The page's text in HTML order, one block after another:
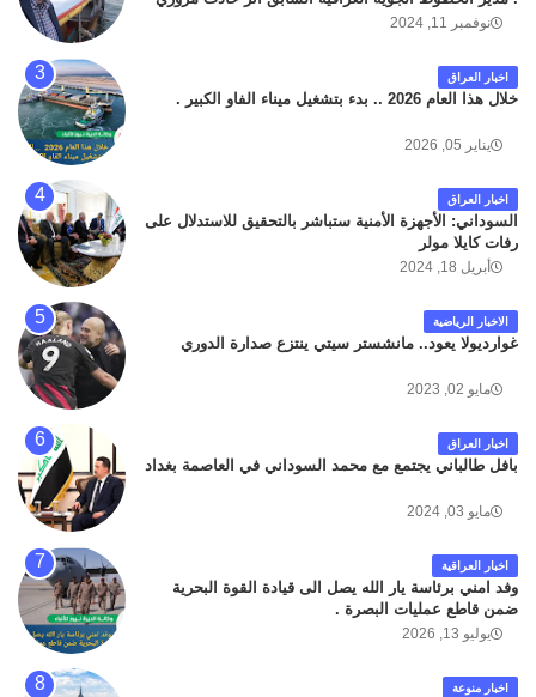
داخل مطار البصرة الدولي اليوم الاثنين على الطريق
كان سبب الحادث يعود لتصادم عجلته مع عجلة نوع كيا بنكو
تابعة لشركة الهلال الماسكة لإعمار مطار البصرة الدولي .
سائلين الله عز وجل ان يتغمد الفقيد بواسع رحمته ، و انا
نوفمبر 11, 2024
اخبار العراق
خلال هذا العام 2026 .. بدء بتشغيل ميناء الفاو الكبير .
يناير 05, 2026
اخبار العراق
السوداني: الأجهزة الأمنية ستباشر بالتحقيق للاستدلال على
رفات كايلا مولر
أبريل 18, 2024
الاخبار الرياضية
غوارديولا يعود.. مانشستر سيتي ينتزع صدارة الدوري
مايو 02, 2023
اخبار العراق
بافل طالباني يجتمع مع محمد السوداني في العاصمة بغداد
مايو 03, 2024
اخبار العراقية
وفد امني برئاسة يار الله يصل الى قيادة القوة البحرية
ضمن قاطع عمليات البصرة .
يوليو 13, 2026
اخبار منوعة